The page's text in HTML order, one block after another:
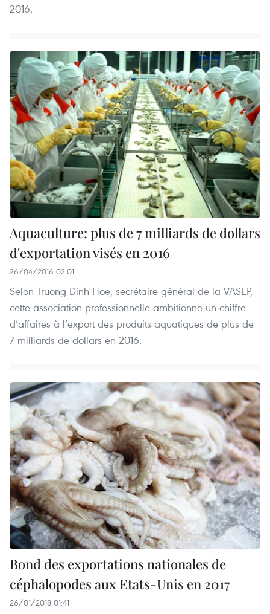
2016.
Aquaculture: plus de 7 milliards de dollars
d'exportation visés en 2016
26/04/2016 02:01
Selon Truong Dinh Hoe, secrétaire général de la VASEP,
cette association professionnelle ambitionne un chiffre
d’affaires à l’export des produits aquatiques de plus de
7 milliards de dollars en 2016.
Bond des exportations nationales de
céphalopodes aux Etats-Unis en 2017
26/01/2018 01:41